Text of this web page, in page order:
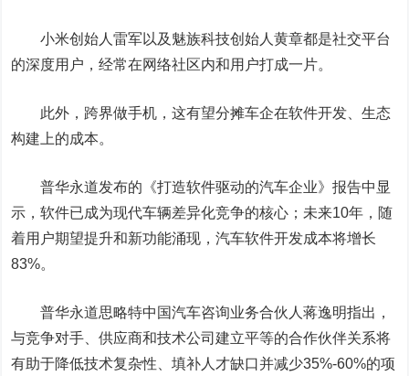
小米创始人雷军以及魅族科技创始人黄章都是社交平台
的深度用户，经常在网络社区内和用户打成一片。
此外，跨界做手机，这有望分摊车企在软件开发、生态
构建上的成本。
普华永道发布的《打造软件驱动的汽车企业》报告中显
示，软件已成为现代车辆差异化竞争的核心；未来10年，随
着用户期望提升和新功能涌现，汽车软件开发成本将增长
83%。
普华永道思略特中国汽车咨询业务合伙人蒋逸明指出，
与竞争对手、供应商和技术公司建立平等的合作伙伴关系将
有助于降低技术复杂性、填补人才缺口并减少35%-60%的项